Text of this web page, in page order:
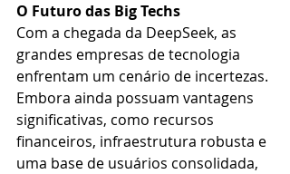
O Futuro das Big Techs
Com a chegada da DeepSeek, as
grandes empresas de tecnologia
enfrentam um cenário de incertezas.
Embora ainda possuam vantagens
significativas, como recursos
financeiros, infraestrutura robusta e
uma base de usuários consolidada,